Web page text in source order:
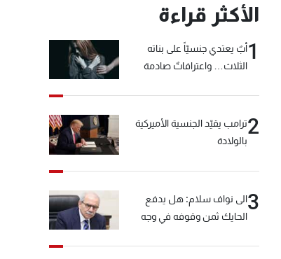
الأكثر قراءة
1أبٌ يعتدي جنسيّاً على بناته
الثلاث… واعترافاتٌ صادمة
2ترامب يقيّد الجنسية الأميركية
بالولادة
3الى نواف سلام: هل يدفع
الحايك ثمن وقوفه في وجه